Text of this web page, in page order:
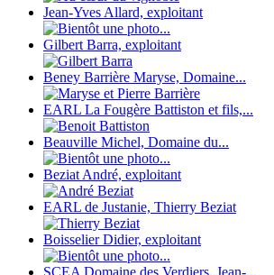
Jean-Yves Allard, exploitant
Gilbert Barra, exploitant
Beney Barrière Maryse, Domaine...
EARL La Fougère Battiston et fils,...
Beauville Michel, Domaine du...
Beziat André, exploitant
EARL de Justanie, Thierry Beziat
Boisselier Didier, exploitant
SCEA Domaine des Verdiers, Jean-...